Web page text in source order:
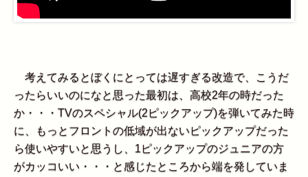
考えてみるとぼくにとっては遅すぎる改造で、こうだ
ったらいいのになと思った最初は、高校2年の時だった
か・・・TVのスペシャル(2ピックアップ)を弾いてみた時
に、もっとフロントの低域が出ないピックアップだった
ら使いやすいと思うし、1ピックアップのジュニアの方
がカッコいい・・・と感じたところから端を発していま